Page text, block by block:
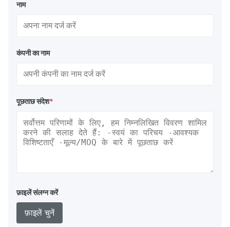
नाम
कंपनी का नाम
पूछताछ संदेश*
फ़ाइलें संलग्न करें
फ़ाइलें चुनें